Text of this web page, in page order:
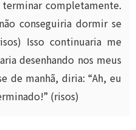
completamente.
conseguiria dormir se
Isso continuaria me
desenhando nos meus
de manhã, diria: “Ah, eu
(risos)